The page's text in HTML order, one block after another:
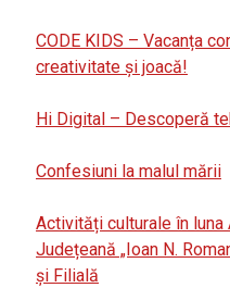
CODE KIDS – Vacanța
creativitate și joacă!
Hi Digital – Descoperă
Confesiuni la malul mării
Activități culturale în luna
Județeană „Ioan N.
și Filială